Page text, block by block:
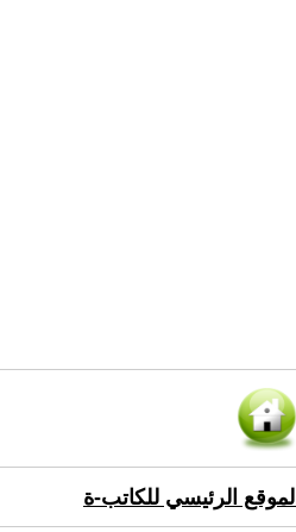
الموقع الرئيسي للكاتب-ة